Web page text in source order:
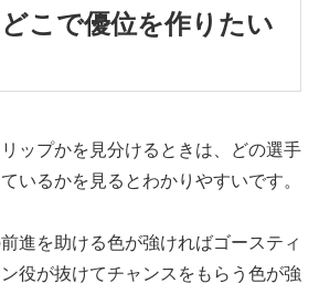
こで優位を作りたい
ップかを見分けるときは、どの選手
いるかを見るとわかりやすいです。
進を助ける色が強ければゴースティ
役が抜けてチャンスをもらう色が強